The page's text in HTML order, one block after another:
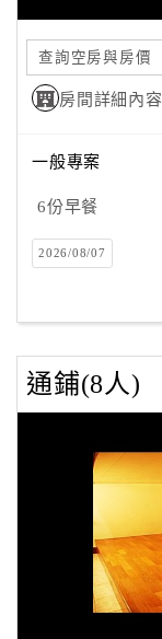
合
作
提
案
店
作
商
合
作
查詢空房與房價
房間詳細內容
一般專案
6份早餐
2026/08/07
通鋪(8人)